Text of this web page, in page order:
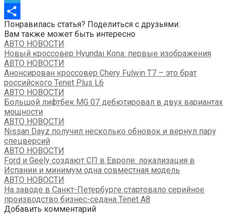
Telegram
Отправить
Понравилась статья? Поделиться с друзьями:
Вам также может быть интересно
АВТО НОВОСТИ
Новый кроссовер Hyundai Kona: первые изображения
АВТО НОВОСТИ
Анонсирован кроссовер Chery Fulwin T7 – это брат
российского Tenet Plus L6
АВТО НОВОСТИ
Большой лифтбек MG 07 дебютировал в двух вариантах
мощности
АВТО НОВОСТИ
Nissan Dayz получил несколько обновок и вернул пару
спецверсий
АВТО НОВОСТИ
Ford и Geely создают СП в Европе: локализация в
Испании и минимум одна совместная модель
АВТО НОВОСТИ
На заводе в Санкт-Петербурге стартовало серийное
производство бизнес-седана Tenet A8
Добавить комментарий